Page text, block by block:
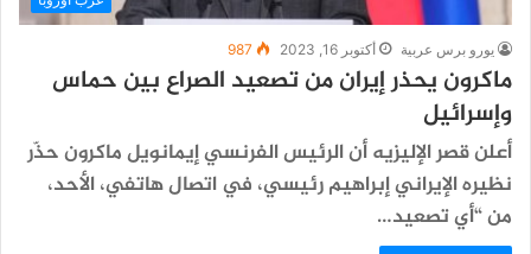
يورو برس عربية أكتوبر 16, 2023 987
ماكرون يحذر إيران من تصعيد الصراع بين حماس
وإسرائيل
أعلن قصر الإليزيه أن الرئيس الفرنسي إيمانويل ماكرون حذّر
نظيره الإيراني إبراهيم رئيسي، في اتصال هاتفي، الأحد،
من “أي تصعيد…